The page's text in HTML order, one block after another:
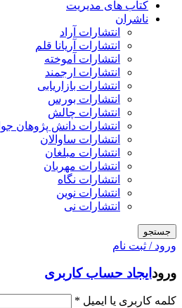
کتاب های مدیریت
ناشران
انتشارات آراد
انتشارات آریانا قلم
انتشارات آموخته
انتشارات ارجمند
انتشارات بازاریابی
انتشارات بورس
انتشارات چالش
انتشارات دانش پژوهان
انتشارات ساوالان
انتشارات مبلغان
انتشارات مهربان
انتشارات نگاه
انتشارات نوین
انتشارات نی
جستجو
ورود / ثبت نام
ورود ایجاد حساب کاربری
کلمه کاربری یا ایمیل *